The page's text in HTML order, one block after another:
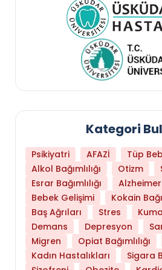
Daha Az Protein
Kategori
Psikiyatri AFAZİ
Tüp
Alkol Bağımlılığı
Otizm
Esrar Bağımlılığı
Alzheimer
Bebek Gelişimi
Kokain
Baş Ağrıları
Stres
Demans
Depresyon
Migren
Opiat Bağımlılığı
Kadın Hastalıkları
Sigara